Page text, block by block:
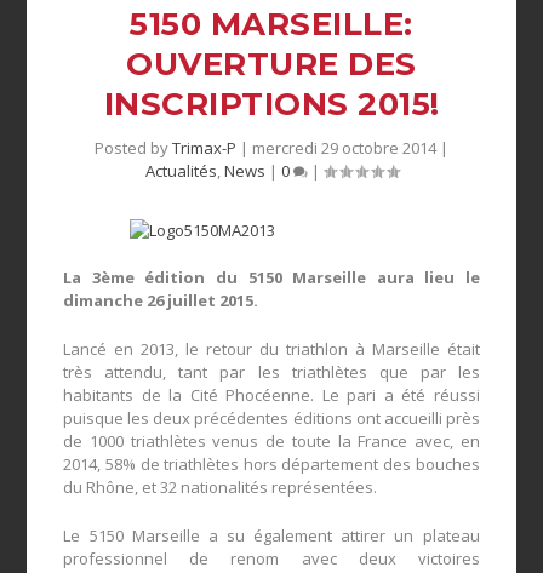
5150 MARSEILLE:
OUVERTURE DES
INSCRIPTIONS 2015!
Posted byTrimax-P | mercredi 29 octobre 2014|
Actualités,News | 0 |
La 3èmeédition du 5150 Marseille aura lieu le
dimanche 26 juillet 2015.
Lancé en 2013, le retour du triathlon à Marseille était
très attendu, tant par les triathlètes que par les
habitants de la Cité Phocéenne. Le pari a été réussi
puisque les deux précédentes éditions ont accueilli près
de 1000 triathlètes venus de toute la France avec, en
2014, 58% de triathlètes hors département des bouches
du Rhône, et 32 nationalités représentées.
Le 5150 Marseille a su également attirer un plateau
professionnel de renom avec deux victoires